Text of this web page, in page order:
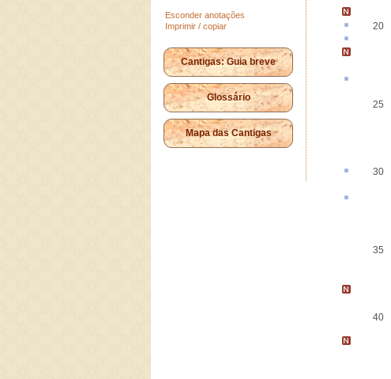
Esconder anotações
Imprimir / copiar
Cantigas: Guia breve
Glossário
Mapa das Cantigas
20
25
30
35
40